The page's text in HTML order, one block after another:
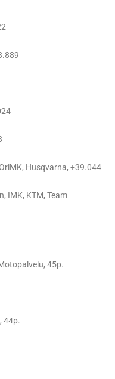
Husqvarna, +39.044
IMK, KTM, Team
45p.
44p.